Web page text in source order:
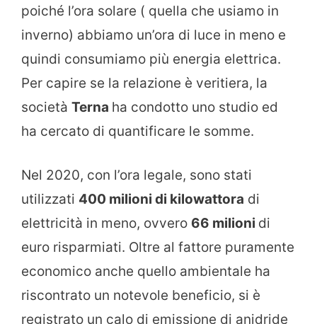
poiché l’ora solare ( quella che usiamo in
inverno) abbiamo un’ora di luce in meno e
quindi consumiamo più energia elettrica.
Per capire se la relazione è veritiera, la
società Terna ha condotto uno studio ed
ha cercato di quantificare le somme.
Nel 2020, con l’ora legale, sono stati
utilizzati 400 milioni di kilowattora di
elettricità in meno, ovvero 66 milioni di
euro risparmiati. Oltre al fattore puramente
economico anche quello ambientale ha
riscontrato un notevole beneficio, si è
registrato un calo di emissione di anidride